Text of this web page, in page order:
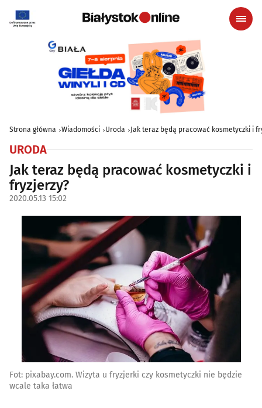
Strona główna Wiadomości Uroda Jak teraz będą pracować kosmetyczki i
URODA
Jak teraz będą pracować kosmetyczki i
fryzjerzy?
2020.05.13 15:02
Fot: pixabay.com. Wizyta u fryzjerki czy kosmetyczki nie będzie
wcale taka łatwa